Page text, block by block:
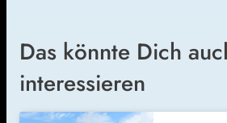
Das könnte Dich
interessieren